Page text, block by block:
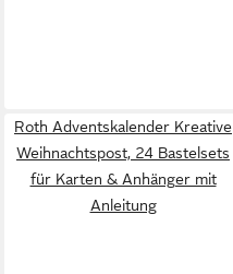
Roth Adventskalender Kreative
Weihnachtspost, 24 Bastelsets
für Karten & Anhänger mit
Anleitung